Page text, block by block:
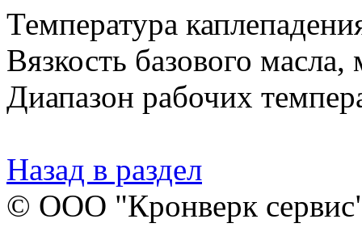
Температура
Вязкость базового
Диапазон рабочих
Назад в раздел
© ООО "Кронверк